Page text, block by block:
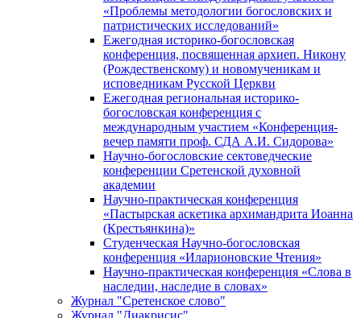
«Проблемы методологии богословских и
патристических исследований»
Ежегодная историко-богословская
конференция, посвященная архиеп. Никону
(Рождественскому) и новомученикам и
исповедникам Русской Церкви
Ежегодная региональная историко-
богословская конференция с
международным участием «Конференция-
вечер памяти проф. СДА А.И. Сидорова»
Научно-богословские сектоведческие
конференции Сретенской духовной
академии
Научно-практическая конференция
«Пастырская аскетика архимандрита Иоанна
(Крестьянкина)»
Студенческая Научно-богословская
конференция «Иларионовские Чтения»
Научно-практическая конференция «Cлова в
наследии, наследие в словах»
Журнал "Сретенское слово"
Журнал "Диакрисис"